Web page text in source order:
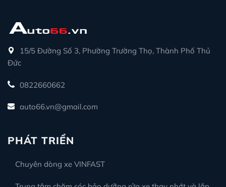
15/5 Đường Số 3, Phường Trường Thọ, Thành Phố Thủ
Đức
0822660662
auto66.vn@gmail.com
PHÁT TRIỂN
Chuyên dòng xe VINFAST